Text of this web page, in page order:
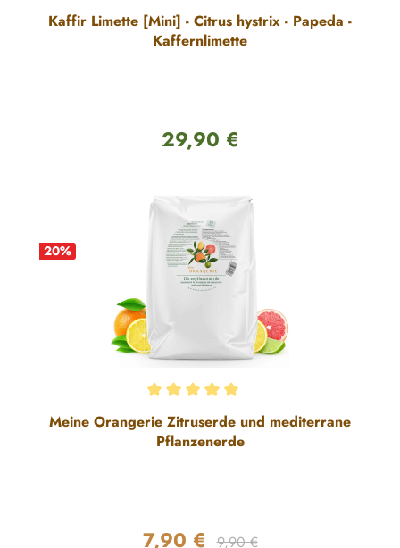
Durchschnittliche Bewertung von 5 von 5 Sternen
Kaffir Limette [Mini] - Citrus hystrix - Papeda -
Kaffernlimette
Regulärer Preis:
29,90 €
20%
Durchschnittliche Bewertung von 5 von 5 Sternen
Meine Orangerie Zitruserde und mediterrane
Pflanzenerde
Verkaufspreis:
7,90 € Regulärer Preis:
9,90 €